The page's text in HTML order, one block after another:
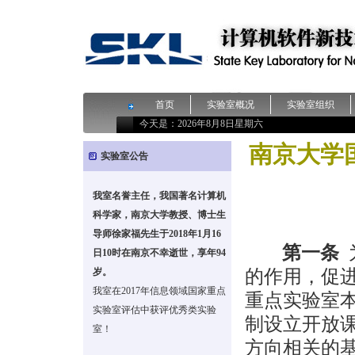
首页 实验室概况
实验室组织
今天是： 2026年8月8日星期六
实验室公告
我室名誉主任，我国著名计算机
科学家，南京大学教授、博士生
导师徐家福先生于2018年1月16
日10时在南京不幸逝世，享年94
岁。
我室在2017年信息领域国家重点
实验室评估中获评优秀类实验
室！
南京大学
第一条
的作用，促
重点实验室
制设立开放
方向相关的